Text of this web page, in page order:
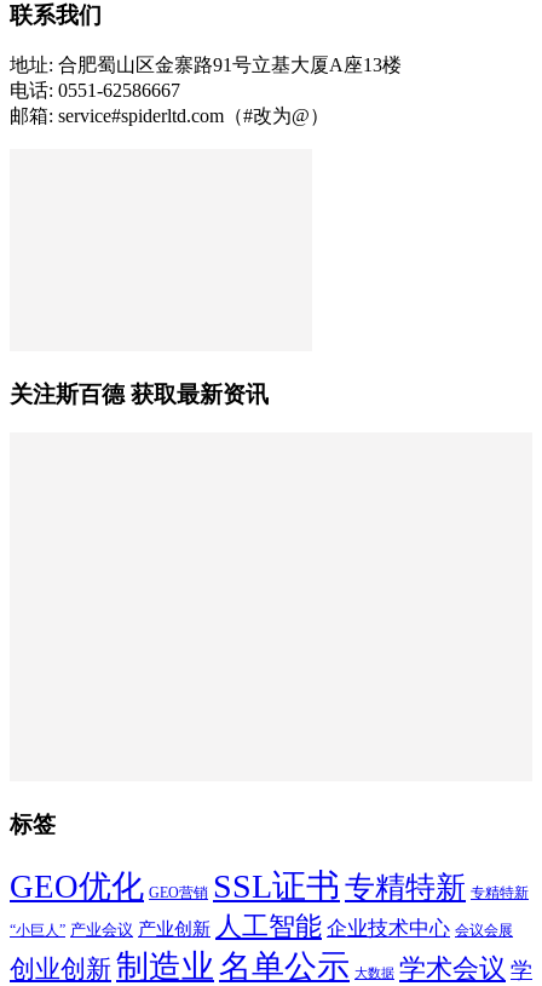
联系我们
地址: 合肥蜀山区金寨路91号立基大厦A座13楼
电话: 0551-62586667
邮箱: service#spiderltd.com（#改为@）
关注斯百德 获取最新资讯
标签
GEO优化 GEO营销 SSL证书 专精特新 专精特新
“小巨人” 产业会议 产业创新 人工智能 企业技术中心 会议会展
创业创新制造业 名单公示 大数据 学术会议 学